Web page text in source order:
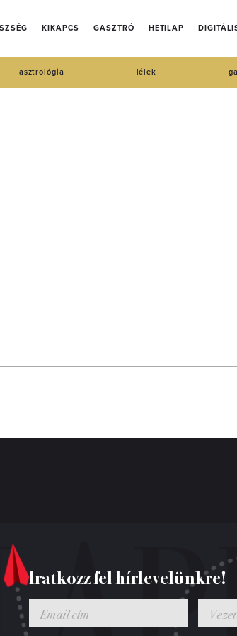
KIKAPCS GASZTRÓ HETILAP
asztrológia lélek
Iratkozz fel hírlevelünkre!